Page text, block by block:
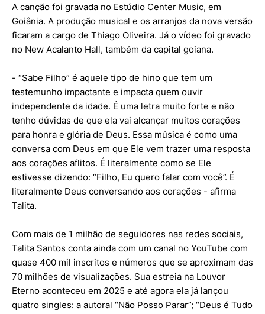
A canção foi gravada no Estúdio Center Music, em
Goiânia. A produção musical e os arranjos da nova versão
ficaram a cargo de Thiago Oliveira. Já o vídeo foi gravado
no New Acalanto Hall, também da capital goiana.
- “Sabe Filho” é aquele tipo de hino que tem um
testemunho impactante e impacta quem ouvir
independente da idade. É uma letra muito forte e não
tenho dúvidas de que ela vai alcançar muitos corações
para honra e glória de Deus. Essa música é como uma
conversa com Deus em que Ele vem trazer uma resposta
aos corações aflitos. É literalmente como se Ele
estivesse dizendo: “Filho, Eu quero falar com você”. É
literalmente Deus conversando aos corações - afirma
Talita.
Com mais de 1 milhão de seguidores nas redes sociais,
Talita Santos conta ainda com um canal no YouTube com
quase 400 mil inscritos e números que se aproximam das
70 milhões de visualizações. Sua estreia na Louvor
Eterno aconteceu em 2025 e até agora ela já lançou
quatro singles: a autoral “Não Posso Parar”; “Deus é Tudo